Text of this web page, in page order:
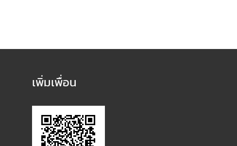
เพิ่มเพื่อน